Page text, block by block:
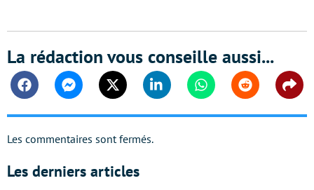
La rédaction vous conseille aussi...
FacebookMessengerTwitter Linkedin WhatsappReddit
Les commentaires sont fermés.
Les derniers articles